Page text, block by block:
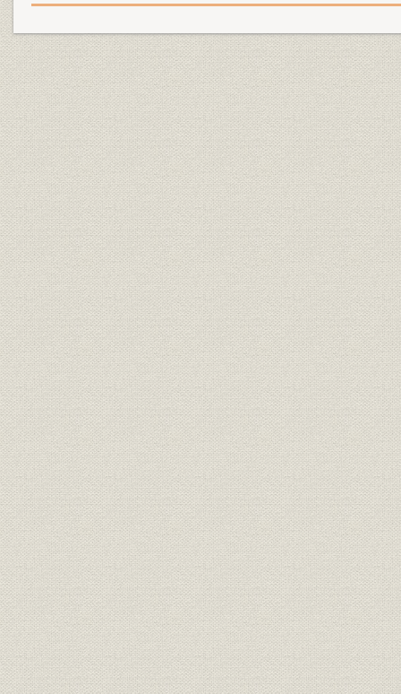
製品 石油精製プラント
製品 ドボール・キルン
製品 小型高速旋盤「HL300」
財務・業績 負債・資本構成
昭和25年(
28期)
財務・業績;売上
受注・生産・売上高実績,売上高
純利益率・総資本利益率
昭和25年(
28期)
財務・業績
有形固定資産期末残高・同期中
純増額,労働装備率
昭和25年(
28期)
財務・業績;生産 付加価値生産額・同生産性
昭和25年(
28期)
生産 船舶進水量実績 昭和25年~
生産 修繕船工事実績 昭和25年~
生産 陸用ボイラ製作実績 昭和25年~
生産 舶用ボイラ製作実績 昭和25年~
生産 陸用タービン製作実績 昭和25年~
生産 舶用タービン製作実績 昭和25年~
生産 ディーゼル機関製作実績 昭和25年~
社歌 三菱造船社歌